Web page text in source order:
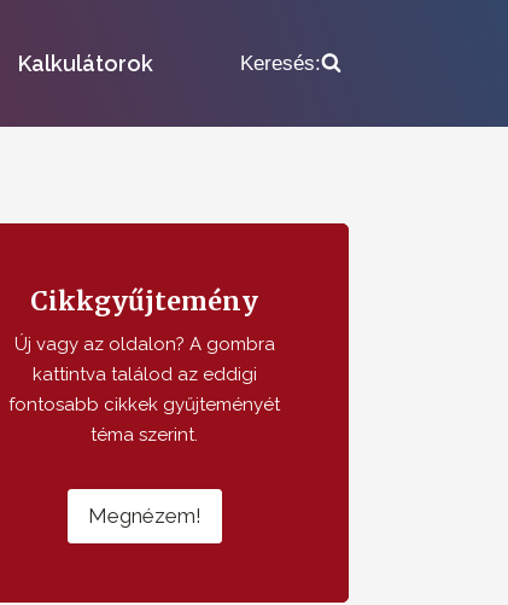
Kalkulátorok Keresés:
Cikkgyűjtemény
Új vagy az oldalon? A gombra
kattintva találod az eddigi
fontosabb cikkek gyűjteményét
téma szerint.
Megnézem!